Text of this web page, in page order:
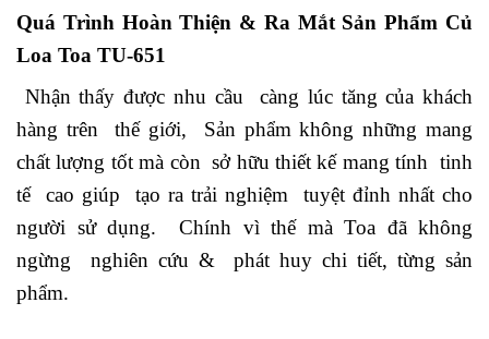
Quá Trình Hoàn Thiện & Ra Mắt Sản Phẩm Củ
Loa Toa TU-651
Nhận thấy được nhu cầu càng lúc tăng của khách
hàng trên thế giới, Sản phẩm không những mang
chất lượng tốt mà còn sở hữu thiết kế mang tính tinh
tế cao giúp tạo ra trải nghiệm tuyệt đỉnh nhất cho
người sử dụng. Chính vì thế mà Toa đã không
ngừng nghiên cứu & phát huy chi tiết, từng sản
phẩm.